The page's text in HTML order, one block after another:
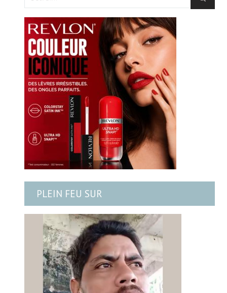
PLEIN FEU SUR